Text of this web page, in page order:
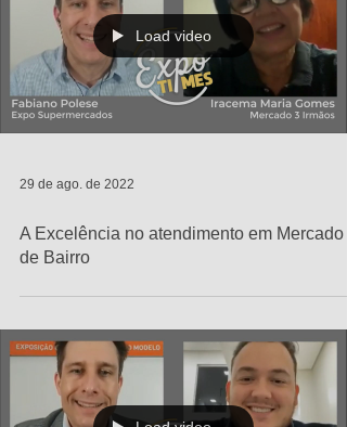
Load video
29 de ago. de 2022
A Excelência no atendimento em Mercado
de Bairro